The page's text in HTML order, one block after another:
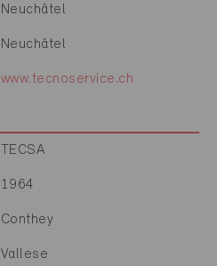
Neuchâtel
Neuchâtel
www.tecnoservice.ch
TECSA
1964
Conthey
Vallese